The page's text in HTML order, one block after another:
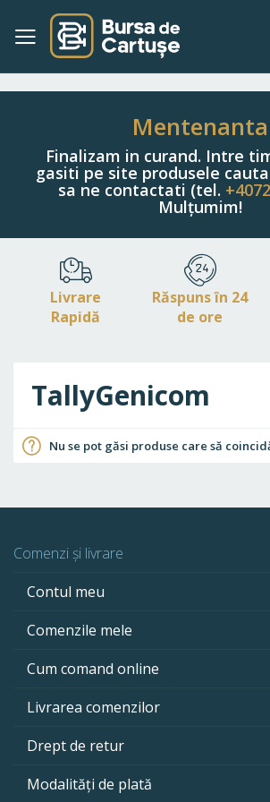
Navigați
Conținut
Mentenanta
Finalizam in curand. Intre
gasiti pe site produsele
sa ne contactati (tel.
Mulțumim!
Livrare
Rapidă
Răspuns în 24
de ore
TallyGenicom
Nu se pot găsi produse care să
Comenzi și livrare
Contul meu
Comenzile mele
Cum comand online
Livrarea comenzilor
Drept de retur
Modalități de plată